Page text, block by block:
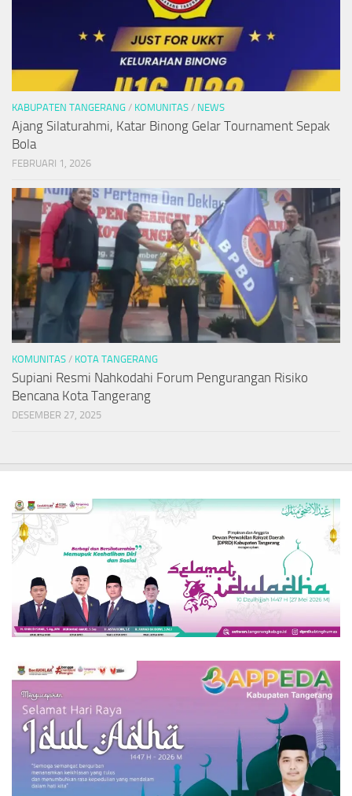
KABUPATEN TANGERANG / KOMUNITAS / NEWS
Ajang Silaturahmi, Katar Binong Gelar Tournament Sepak
Bola
FEBRUARI 1, 2026
KOMUNITAS / KOTA TANGERANG
Supiani Resmi Nahkodahi Forum Pengurangan Risiko
Bencana Kota Tangerang
DESEMBER 27, 2025